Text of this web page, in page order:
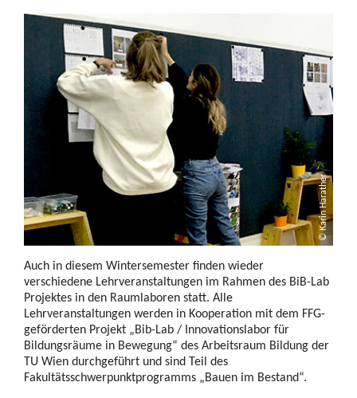
© Karin Harather
Auch in diesem Wintersemester finden wieder
verschiedene Lehrveranstaltungen im Rahmen des BiB-Lab
Projektes in den Raumlaboren statt. Alle
Lehrveranstaltungen werden in Kooperation mit dem FFG-
geförderten Projekt „Bib-Lab / Innovationslabor für
Bildungsräume in Bewegung“ des Arbeitsraum Bildung der
TU Wien durchgeführt und sind Teil des
Fakultätsschwerpunktprogramms „Bauen im Bestand“.